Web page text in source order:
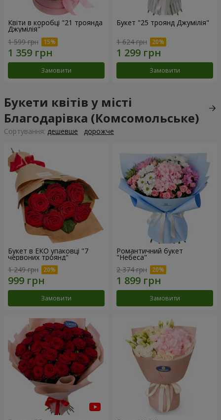
Квіти в коробці "21 троянда
Джумілія"
1 599 грн
Замовити
Букет "25 троянд Джумілія"
1 624 грн
Замовити
Букети квітів у місті
Благодарівка (Комсомольське)
Сортування: дешевше дорожче
Букет в ЕКО упаковці "7
червоних троянд"
1 249 грн
Замовити
Романтичний букет
"Небеса"
2 374 грн
Замовити